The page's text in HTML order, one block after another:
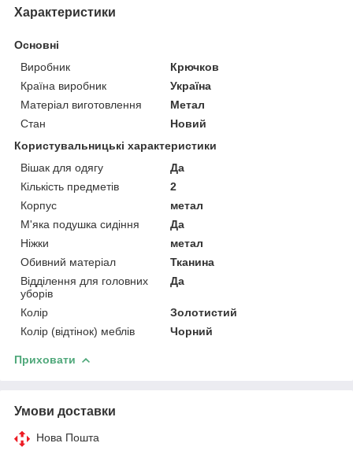
Характеристики
Основні
Виробник
Крючков
Країна виробник
Україна
Матеріал виготовлення
Метал
Стан
Новий
Користувальницькі характеристики
Вішак для одягу
Да
Кількість предметів
2
Корпус
метал
М'яка подушка сидіння
Да
Ніжки
метал
Обивний матеріал
Тканина
Відділення для головних
уборів
Да
Колір
Золотистий
Колір (відтінок) меблів
Чорний
Приховати
Умови доставки
Нова Пошта